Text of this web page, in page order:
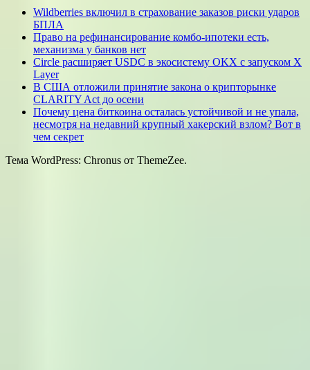
Wildberries включил в страхование заказов риски ударов
БПЛА
Право на рефинансирование комбо-ипотеки есть,
механизма у банков нет
Circle расширяет USDC в экосистему OKX с запуском X
Layer
В США отложили принятие закона о крипторынке
CLARITY Act до осени
Почему цена биткоина осталась устойчивой и не упала,
несмотря на недавний крупный хакерский взлом? Вот в
чем секрет
Тема WordPress: Chronus от ThemeZee.